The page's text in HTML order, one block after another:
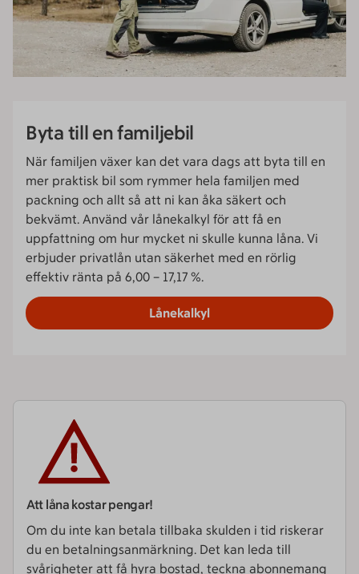
Byta till en familjebil
När familjen växer kan det vara dags att byta till en
mer praktisk bil som rymmer hela familjen med
packning och allt så att ni kan åka säkert och
bekvämt. Använd vår lånekalkyl för att få en
uppfattning om hur mycket ni skulle kunna låna. Vi
erbjuder privatlån utan säkerhet med en rörlig
effektiv ränta på 6,00 – 17,17 %.
Lånekalkyl
Att låna kostar pengar!
Om du inte kan betala tillbaka skulden i tid riskerar
du en betalnings­­anmärkning. Det kan leda till
svårigheter att få hyra bostad, teckna abonnemang